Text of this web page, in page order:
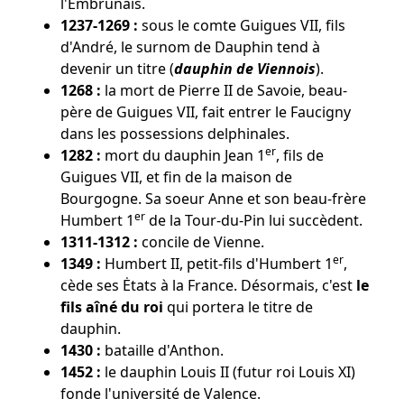
1237-1269 : sous le comte Guigues VII, fils
d'André, le surnom de Dauphin tend à
devenir un titre (dauphin de Viennois).
1268 : la mort de Pierre II de Savoie, beau-
père de Guigues VII, fait entrer le Faucigny
dans les possessions delphinales.
1282 : mort du dauphin Jean 1er, fils de
Guigues VII, et fin de la maison de
Bourgogne. Sa soeur Anne et son beau-frère
Humbert 1er de la Tour-du-Pin lui succèdent.
1311-1312 : concile de Vienne.
1349 : Humbert II, petit-fils d'Humbert 1er,
cède ses Ėtats à la France. Désormais, c'est le
fils aîné du roi qui portera le titre de
dauphin.
1430 : bataille d'Anthon.
1452 : le dauphin Louis II (futur roi Louis XI)
fonde l'université de Valence.